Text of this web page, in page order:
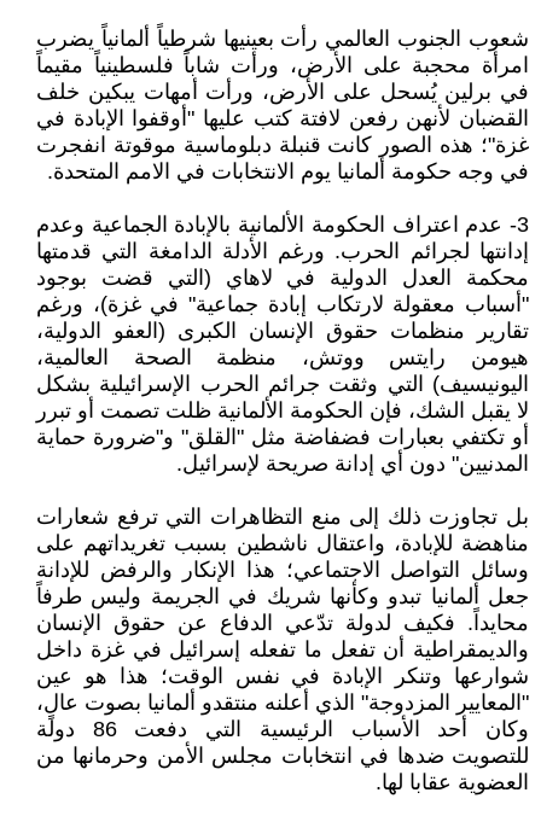
شعوب الجنوب العالمي رأت بعينيها شرطياً ألمانياً يضرب
امرأة محجبة على الأرض، ورأت شاباً فلسطينياً مقيماً
في برلين يُسحل على الأرض، ورأت أمهات يبكين خلف
القضبان لأنهن رفعن لافتة كتب عليها "أوقفوا الإبادة في
غزة"؛ هذه الصور كانت قنبلة دبلوماسية موقوتة انفجرت
في وجه حكومة ألمانيا يوم الانتخابات في الامم المتحدة.
3- عدم اعتراف الحكومة الألمانية بالإبادة الجماعية وعدم
إدانتها لجرائم الحرب. ورغم الأدلة الدامغة التي قدمتها
محكمة العدل الدولية في لاهاي (التي قضت بوجود
"أسباب معقولة لارتكاب إبادة جماعية" في غزة)، ورغم
تقارير منظمات حقوق الإنسان الكبرى (العفو الدولية،
هيومن رايتس ووتش، منظمة الصحة العالمية،
اليونيسيف) التي وثقت جرائم الحرب الإسرائيلية بشكل
لا يقبل الشك، فإن الحكومة الألمانية ظلت تصمت أو تبرر
أو تكتفي بعبارات فضفاضة مثل "القلق" و"ضرورة حماية
المدنيين" دون أي إدانة صريحة لإسرائيل.
بل تجاوزت ذلك إلى منع التظاهرات التي ترفع شعارات
مناهضة للإبادة، واعتقال ناشطين بسبب تغريداتهم على
وسائل التواصل الاجتماعي؛ هذا الإنكار والرفض للإدانة
جعل ألمانيا تبدو وكأنها شريك في الجريمة وليس طرفاً
محايداً. فكيف لدولة تدّعي الدفاع عن حقوق الإنسان
والديمقراطية أن تفعل ما تفعله إسرائيل في غزة داخل
شوارعها وتنكر الإبادة في نفس الوقت؛ هذا هو عين
"المعايير المزدوجة" الذي أعلنه منتقدو ألمانيا بصوت عالٍ،
وكان أحد الأسباب الرئيسية التي دفعت 86 دولة
للتصويت ضدها في انتخابات مجلس الأمن وحرمانها من
العضوية عقابا لها.